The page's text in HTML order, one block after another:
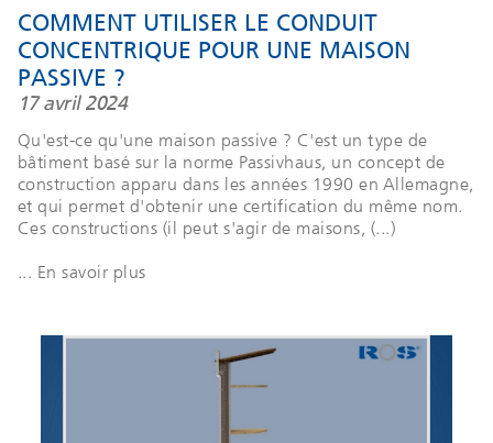
COMMENT UTILISER LE CONDUIT
CONCENTRIQUE POUR UNE MAISON
PASSIVE ?
17 avril 2024
Qu'est-ce qu'une maison passive ? C'est un type de
bâtiment basé sur la norme Passivhaus, un concept de
construction apparu dans les années 1990 en Allemagne,
et qui permet d'obtenir une certification du même nom.
Ces constructions (il peut s'agir de maisons, (...)
... En savoir plus